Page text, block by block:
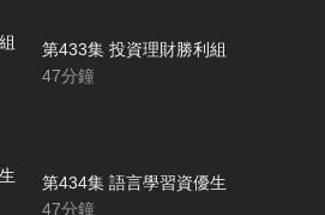
第433集 投資理財勝利組
47分鐘
第434集 語言學習資優生
47分鐘